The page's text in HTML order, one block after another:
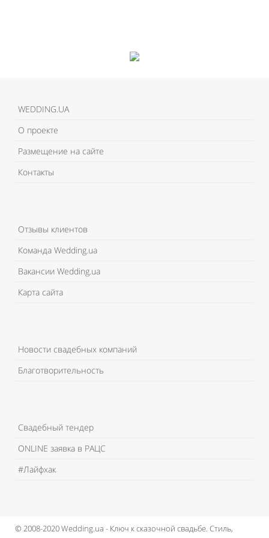
WEDDING.UA
О проекте
Размещение на сайте
Контакты
Отзывы клиентов
Команда Wedding.ua
Вакансии Wedding.ua
Карта сайта
Новости свадебных компаний
Благотворительность
Свадебный тендер
ONLINE заявка в РАЦС
#Лайфхак
© 2008-2020 Wedding.ua - Ключ к сказочной свадьбе. Стиль,